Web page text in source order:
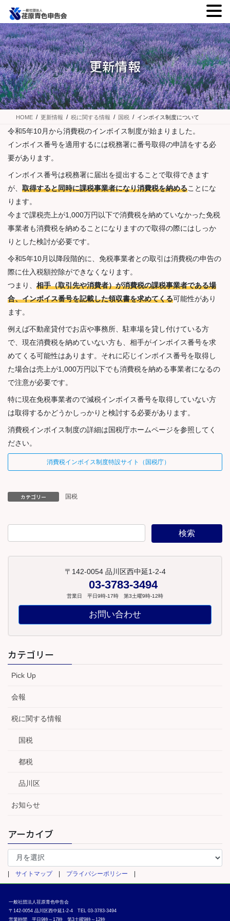
コ
ン
テ
ン
ツ
に
移
動
ナ
ビ
ゲ
ー
シ
ョ
ン
に
更新情報
HOME 更新情報 税に関する情報 国税 インボイス制度について
令和5年10月から消費税のインボイス制度が始まりました。
インボイス番号を適用するには税務署に番号取得の申請をする必
要があります。
インボイス番号は税務署に届出を提出することで取得できます
が、 取得すると同時に課税事業者になり消費税を納めることにな
ります。
今まで課税売上が1,000万円以下で消費税を納めていなかった免税
事業者も消費税を納めることになりますので取得の際にはしっか
りとした検討が必要です。
令和5年10月以降段階的に、免税事業者との取引は消費税の申告の
際に仕入税額控除ができなくなります。
つまり、 相手（取引先や消費者）が消費税の課税事業者である場
合、インボイス番号を記載した領収書を求めてくる可能性があり
ます。
例えば不動産貸付でお店や事務所、駐車場を貸し付けている方
で、現在消費税を納めていない方も、相手がインボイス番号を求
めてくる可能性はあります。それに応じインボイス番号を取得し
た場合は売上が1,000万円以下でも消費税を納める事業者になるの
で注意が必要です。
特に現在免税事業者ので減税インボイス番号を取得していない方
は取得するかどうかしっかりと検討する必要があります。
消費税インボイス制度の詳細は国税庁ホームページを参照してく
ださい。
消費税インボイス制度特設サイト（国税庁）
カテゴリー 国税
〒142-0054 品川区西中延1-2-4
03-3783-3494
営業日 平日9時-17時 第3土曜9時-12時
お問い合わせ
カテゴリー
Pick Up
会報
税に関する情報
国税
都税
品川区
お知らせ
アーカイブ
ア
カ| サイトマップ| プライバシーポリシー |
一般社団法人荏原青色申告会
〒142-0054 品川区西中延1-2-4 TEL 03-3783-3494
営業時間 平日9時～17時 第3土曜9時～12時